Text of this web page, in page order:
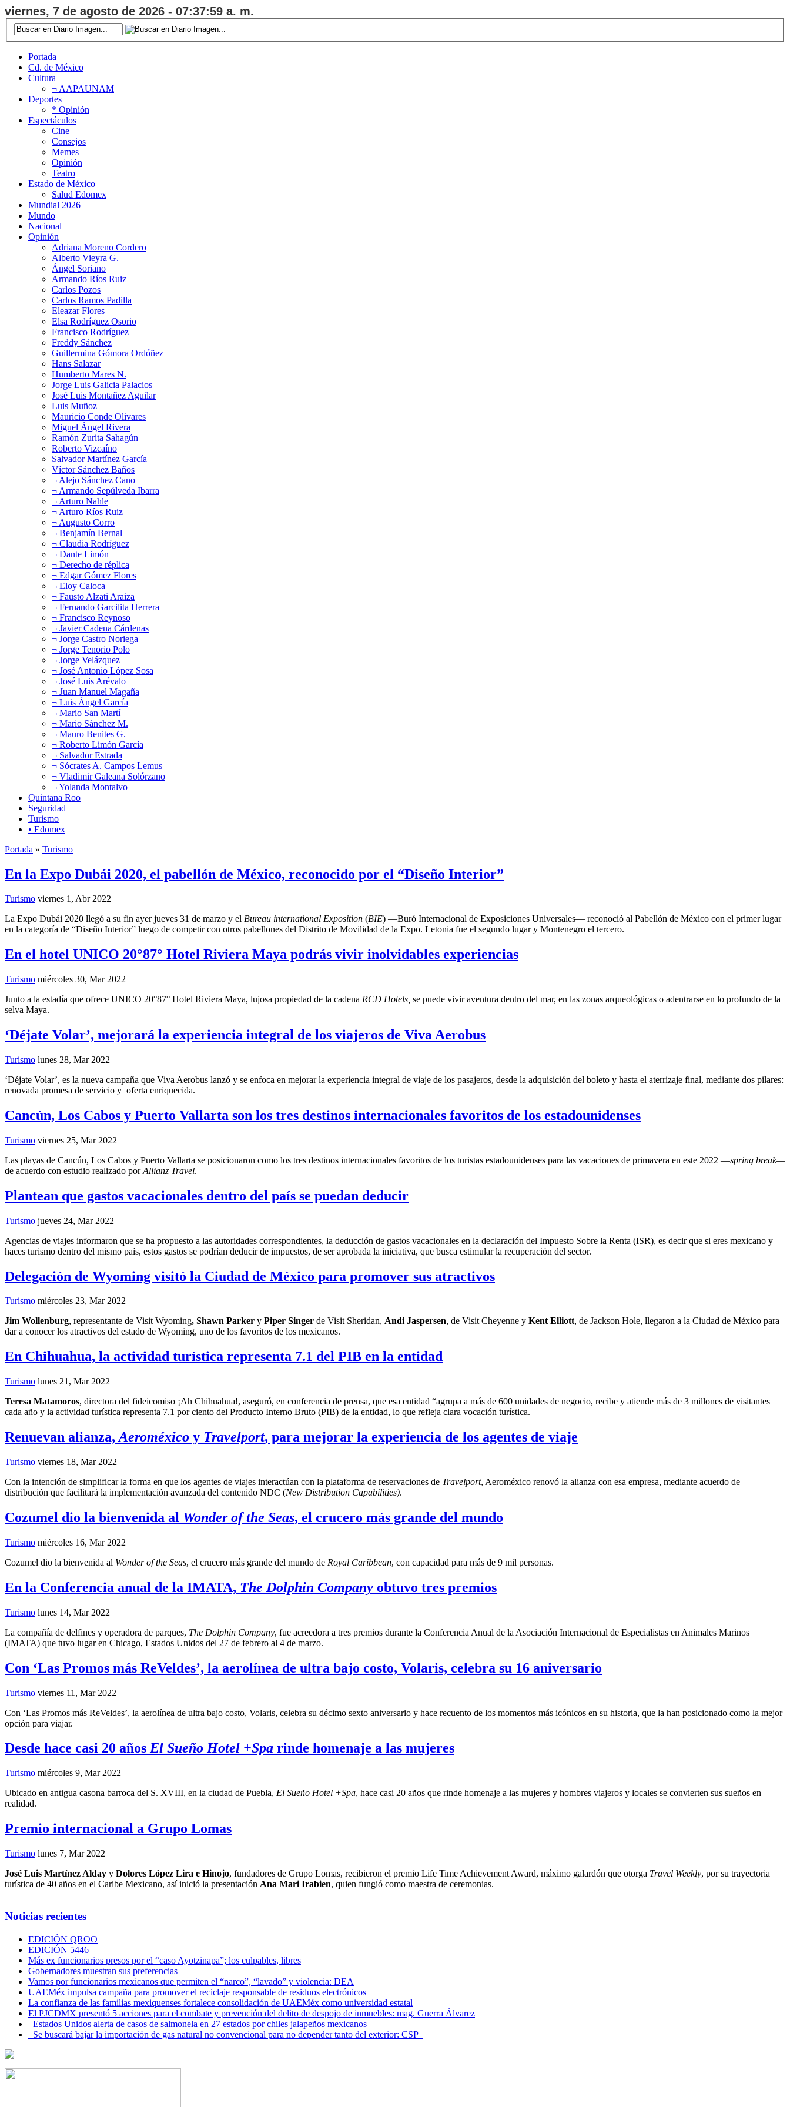
viernes, 7 de agosto de 2026 - 07:38:00 a. m.
Portada
Cd. de México
Cultura
¬ AAPAUNAM
Deportes
* Opinión
Espectáculos
Cine
Consejos
Memes
Opinión
Teatro
Estado de México
Salud Edomex
Mundial 2026
Mundo
Nacional
Opinión
Adriana Moreno Cordero
Alberto Vieyra G.
Ángel Soriano
Armando Ríos Ruiz
Carlos Pozos
Carlos Ramos Padilla
Eleazar Flores
Elsa Rodríguez Osorio
Francisco Rodríguez
Freddy Sánchez
Guillermina Gómora Ordóñez
Hans Salazar
Humberto Mares N.
Jorge Luis Galicia Palacios
José Luis Montañez Aguilar
Luis Muñoz
Mauricio Conde Olivares
Miguel Ángel Rivera
Ramón Zurita Sahagún
Roberto Vizcaíno
Salvador Martínez García
Víctor Sánchez Baños
¬ Alejo Sánchez Cano
¬ Armando Sepúlveda Ibarra
¬ Arturo Nahle
¬ Arturo Ríos Ruiz
¬ Augusto Corro
¬ Benjamín Bernal
¬ Claudia Rodríguez
¬ Dante Limón
¬ Derecho de réplica
¬ Edgar Gómez Flores
¬ Eloy Caloca
¬ Fausto Alzati Araiza
¬ Fernando Garcilita Herrera
¬ Francisco Reynoso
¬ Javier Cadena Cárdenas
¬ Jorge Castro Noriega
¬ Jorge Tenorio Polo
¬ Jorge Velázquez
¬ José Antonio López Sosa
¬ José Luis Arévalo
¬ Juan Manuel Magaña
¬ Luis Ángel García
¬ Mario San Martí
¬ Mario Sánchez M.
¬ Mauro Benites G.
¬ Roberto Limón García
¬ Salvador Estrada
¬ Sócrates A. Campos Lemus
¬ Vladimir Galeana Solórzano
¬ Yolanda Montalvo
Quintana Roo
Seguridad
Turismo
• Edomex
Portada » Turismo
En la Expo Dubái 2020, el pabellón de México, reconocido por el “Diseño Interior”
Turismo viernes 1, Abr 2022
La Expo Dubái 2020 llegó a su fin ayer jueves 31 de marzo y el Bureau international Exposition (BIE) —Buró Internacional de Exposiciones Universales— reconoció al Pabellón de México con el primer lugar
en la categoría de “Diseño Interior” luego de competir con otros pabellones del Distrito de Movilidad de la Expo. Letonia fue el segundo lugar y Montenegro el tercero.
En el hotel UNICO 20°87° Hotel Riviera Maya podrás vivir inolvidables experiencias
Turismo miércoles 30, Mar 2022
Junto a la estadía que ofrece UNICO 20°87° Hotel Riviera Maya, lujosa propiedad de la cadena RCD Hotels, se puede vivir aventura dentro del mar, en las zonas arqueológicas o adentrarse en lo profundo de la
selva Maya.
‘Déjate Volar’, mejorará la experiencia integral de los viajeros de Viva Aerobus
Turismo lunes 28, Mar 2022
‘Déjate Volar’, es la nueva campaña que Viva Aerobus lanzó y se enfoca en mejorar la experiencia integral de viaje de los pasajeros, desde la adquisición del boleto y hasta el aterrizaje final, mediante dos pilares:
renovada promesa de servicio y oferta enriquecida.
Cancún, Los Cabos y Puerto Vallarta son los tres destinos internacionales favoritos de los estadounidenses
Turismo viernes 25, Mar 2022
Las playas de Cancún, Los Cabos y Puerto Vallarta se posicionaron como los tres destinos internacionales favoritos de los turistas estadounidenses para las vacaciones de primavera en este 2022 —spring break—
de acuerdo con estudio realizado porAllianz Travel.
Plantean que gastos vacacionales dentro del país se puedan deducir
Turismo jueves 24, Mar 2022
Agencias de viajes informaron que se ha propuesto a las autoridades correspondientes, la deducción de gastos vacacionales en la declaración del Impuesto Sobre la Renta (ISR), es decir que si eres mexicano y
haces turismo dentro del mismo país, estos gastos se podrían deducir de impuestos, de ser aprobada la iniciativa, que busca estimular la recuperación del sector.
Delegación de Wyoming visitó la Ciudad de México para promover sus atractivos
Turismo miércoles 23, Mar 2022
Jim Wollenburg, representante de Visit Wyoming, Shawn Parker y Piper Singer de Visit Sheridan, Andi Jaspersen, de Visit Cheyenne y Kent Elliott, de Jackson Hole, llegaron a la Ciudad de México para
dar a conocer los atractivos del estado de Wyoming, uno de los favoritos de los mexicanos.
En Chihuahua, la actividad turística representa 7.1 del PIB en la entidad
Turismo lunes 21, Mar 2022
Teresa Matamoros, directora del fideicomiso ¡Ah Chihuahua!, aseguró, en conferencia de prensa, que esa entidad “agrupa a más de 600 unidades de negocio, recibe y atiende más de 3 millones de visitantes
cada año y la actividad turística representa 7.1 por ciento del Producto Interno Bruto (PIB) de la entidad, lo que refleja clara vocación turística.
Renuevan alianza, Aeroméxico y Travelport, para mejorar la experiencia de los agentes de viaje
Turismo viernes 18, Mar 2022
Con la intención de simplificar la forma en que los agentes de viajes interactúan con la plataforma de reservaciones de Travelport, Aeroméxico renovó la alianza con esa empresa, mediante acuerdo de
distribución que facilitará la implementación avanzada del contenido NDC (New Distribution Capabilities).
Cozumel dio la bienvenida al Wonder of the Seas, el crucero más grande del mundo
Turismo miércoles 16, Mar 2022
Cozumel dio la bienvenida al Wonder of the Seas, el crucero más grande del mundo de Royal Caribbean, con capacidad para más de 9 mil personas.
En la Conferencia anual de la IMATA, The Dolphin Company obtuvo tres premios
Turismo lunes 14, Mar 2022
La compañía de delfines y operadora de parques, The Dolphin Company, fue acreedora a tres premios durante la Conferencia Anual de la Asociación Internacional de Especialistas en Animales Marinos
(IMATA) que tuvo lugar en Chicago, Estados Unidos del 27 de febrero al 4 de marzo.
Con ‘Las Promos más ReVeldes’, la aerolínea de ultra bajo costo, Volaris, celebra su 16 aniversario
Turismo viernes 11, Mar 2022
Con ‘Las Promos más ReVeldes’, la aerolínea de ultra bajo costo, Volaris, celebra su décimo sexto aniversario y hace recuento de los momentos más icónicos en su historia, que la han posicionado como la mejor
opción para viajar.
Desde hace casi 20 años El Sueño Hotel +Spa rinde homenaje a las mujeres
Turismo miércoles 9, Mar 2022
Ubicado en antigua casona barroca del S. XVIII, en la ciudad de Puebla, El Sueño Hotel +Spa, hace casi 20 años que rinde homenaje a las mujeres y hombres viajeros y locales se convierten sus sueños en
realidad.
Premio internacional a Grupo Lomas
Turismo lunes 7, Mar 2022
José Luis Martínez Alday y Dolores López Lira e Hinojo, fundadores de Grupo Lomas, recibieron el premio Life Time Achievement Award, máximo galardón que otorga Travel Weekly, por su trayectoria
turística de 40 años en el Caribe Mexicano, así inició la presentación Ana Mari Irabien, quien fungió como maestra de ceremonias.
Noticias recientes
EDICIÓN QROO
EDICIÓN 5446
Más ex funcionarios presos por el “caso Ayotzinapa”; los culpables, libres
Gobernadores muestran sus preferencias
Vamos por funcionarios mexicanos que permiten el “narco”, “lavado” y violencia: DEA
UAEMéx impulsa campaña para promover el reciclaje responsable de residuos electrónicos
La confianza de las familias mexiquenses fortalece consolidación de UAEMéx como universidad estatal
El PJCDMX presentó 5 acciones para el combate y prevención del delito de despojo de inmuebles: mag. Guerra Álvarez
Estados Unidos alerta de casos de salmonela en 27 estados por chiles jalapeños mexicanos
Se buscará bajar la importación de gas natural no convencional para no depender tanto del exterior: CSP